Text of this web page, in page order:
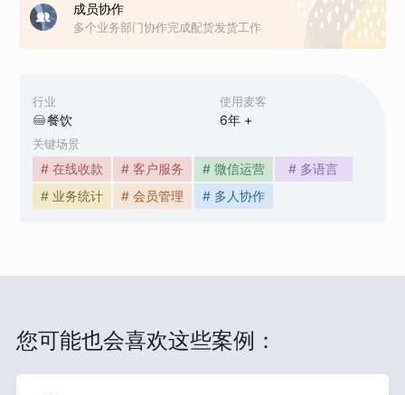
行业
餐饮
使用麦客
6年 +
关键场景
# 在线收款 # 客户服务 # 微信运营
# 多语言
# 业务统计
# 会员管理 # 多人协作
成员协作
多个业务部门协作完成配货发货工作
您可能也会喜欢这些案例：